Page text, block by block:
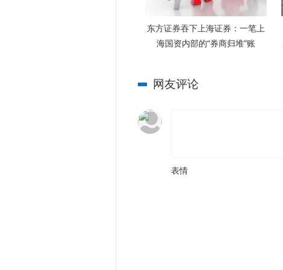
东方证券吞下上海证券：一笔上
海国资内部的“券商归堆”账
网友评论
表情